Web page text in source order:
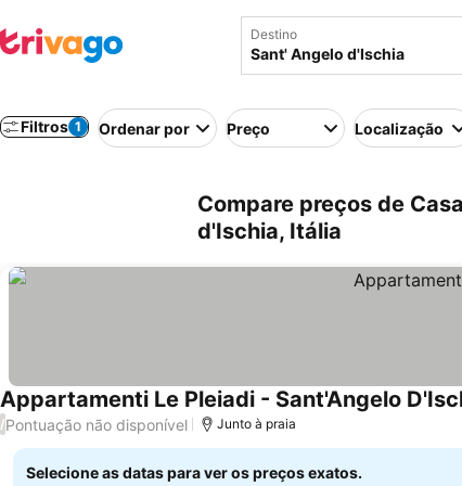
Destino
Filtros 1 Ordenar por Preço Localização
Compare preços de
d'Ischia, Itália
Appartamenti Le Pleiadi - Sant'Angelo
/Pontuação não disponível Junto à praia
Selecione as datas para ver os preços exatos.